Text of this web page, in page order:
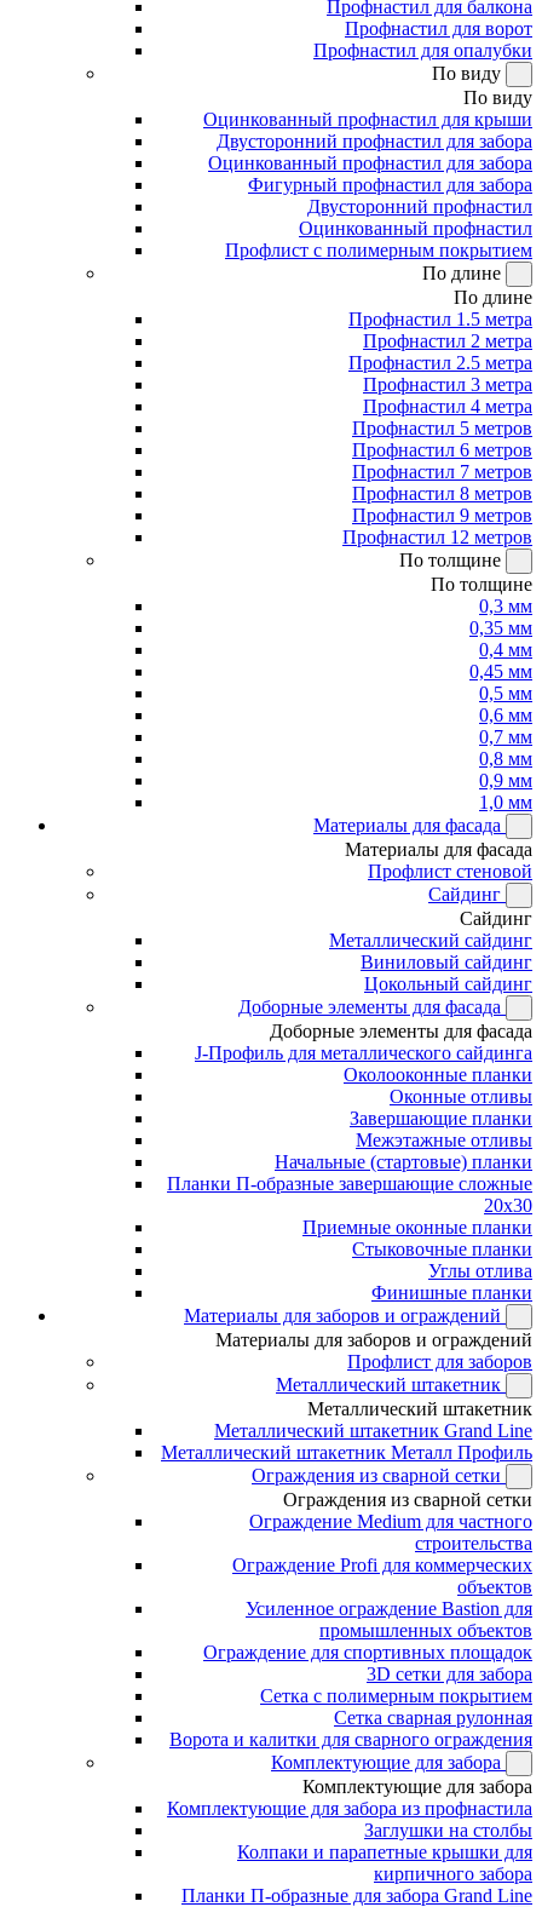
Профнастил для балкона
Профнастил для ворот
Профнастил для опалубки
По виду
По виду
Оцинкованный профнастил для крыши
Двусторонний профнастил для забора
Оцинкованный профнастил для забора
Фигурный профнастил для забора
Двусторонний профнастил
Оцинкованный профнастил
Профлист с полимерным покрытием
По длине
По длине
Профнастил 1.5 метра
Профнастил 2 метра
Профнастил 2.5 метра
Профнастил 3 метра
Профнастил 4 метра
Профнастил 5 метров
Профнастил 6 метров
Профнастил 7 метров
Профнастил 8 метров
Профнастил 9 метров
Профнастил 12 метров
По толщине
По толщине
0,3 мм
0,35 мм
0,4 мм
0,45 мм
0,5 мм
0,6 мм
0,7 мм
0,8 мм
0,9 мм
1,0 мм
Материалы для фасада
Материалы для фасада
Профлист стеновой
Сайдинг
Сайдинг
Металлический сайдинг
Виниловый сайдинг
Цокольный сайдинг
Доборные элементы для фасада
Доборные элементы для фасада
J-Профиль для металлического сайдинга
Околооконные планки
Оконные отливы
Завершающие планки
Межэтажные отливы
Начальные (стартовые) планки
Планки П-образные завершающие сложные
20x30
Приемные оконные планки
Стыковочные планки
Углы отлива
Финишные планки
Материалы для заборов и ограждений
Материалы для заборов и ограждений
Профлист для заборов
Металлический штакетник
Металлический штакетник
Металлический штакетник Grand Line
Металлический штакетник Металл Профиль
Ограждения из сварной сетки
Ограждения из сварной сетки
Ограждение Medium для частного
строительства
Ограждение Profi для коммерческих
объектов
Усиленное ограждение Bastion для
промышленных объектов
Ограждение для спортивных площадок
3D сетки для забора
Сетка с полимерным покрытием
Сетка сварная рулонная
Ворота и калитки для сварного ограждения
Комплектующие для забора
Комплектующие для забора
Комплектующие для забора из профнастила
Заглушки на столбы
Колпаки и парапетные крышки для
кирпичного забора
Планки П-образные для забора Grand Line